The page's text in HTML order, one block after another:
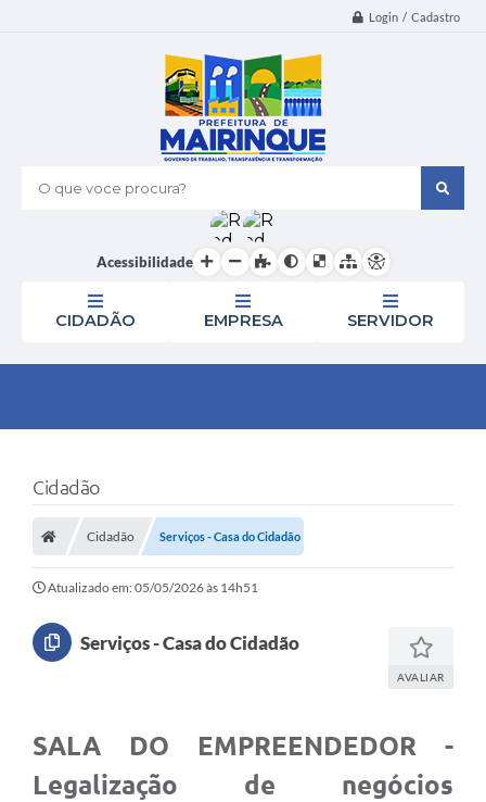
Login / Cadastro
O que voce procura?
Acessibilidade
CIDADÃO EMPRESA SERVIDOR
Cidadão
Cidadão Serviços - Casa do Cidadão
Atualizado em: 05/05/2026 às 14h51
Serviços - Casa do Cidadão
AVALIAR
SALA DO EMPREENDEDOR -
Legalização de negócios